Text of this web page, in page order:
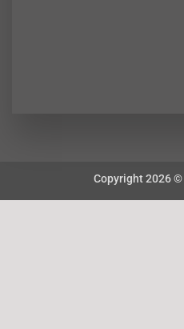
Copyright 2026 ©